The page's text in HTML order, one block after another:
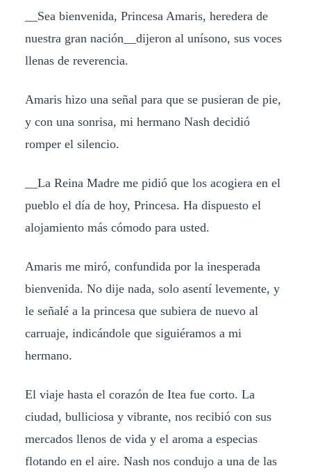
__Sea bienvenida, Princesa Amaris, heredera de
nuestra gran nación__dijeron al unísono, sus voces
llenas de reverencia.
Amaris hizo una señal para que se pusieran de pie,
y con una sonrisa, mi hermano Nash decidió
romper el silencio.
__La Reina Madre me pidió que los acogiera en el
pueblo el día de hoy, Princesa. Ha dispuesto el
alojamiento más cómodo para usted.
Amaris me miró, confundida por la inesperada
bienvenida. No dije nada, solo asentí levemente, y
le señalé a la princesa que subiera de nuevo al
carruaje, indicándole que siguiéramos a mi
hermano.
El viaje hasta el corazón de Itea fue corto. La
ciudad, bulliciosa y vibrante, nos recibió con sus
mercados llenos de vida y el aroma a especias
flotando en el aire. Nash nos condujo a una de las